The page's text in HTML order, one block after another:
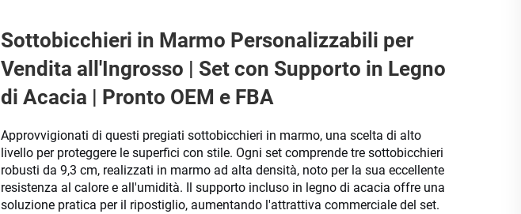
Sottobicchieri in Marmo Personalizzabili per
Vendita all'Ingrosso | Set con Supporto in Legno
di Acacia | Pronto OEM e FBA
Approvvigionati di questi pregiati sottobicchieri in marmo, una scelta di alto
livello per proteggere le superfici con stile. Ogni set comprende tre sottobicchieri
robusti da 9,3 cm, realizzati in marmo ad alta densità, noto per la sua eccellente
resistenza al calore e all'umidità. Il supporto incluso in legno di acacia offre una
soluzione pratica per il ripostiglio, aumentando l'attrattiva commerciale del set.